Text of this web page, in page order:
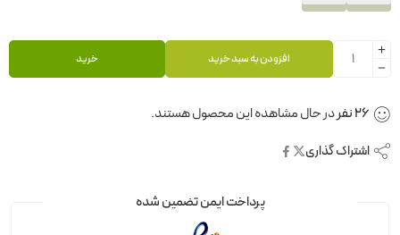
افزودن به سبد خرید خرید
26نفردر حال مشاهده این محصول هستند.
اشتراک گذاری
پرداخت ایمن تضمین شده